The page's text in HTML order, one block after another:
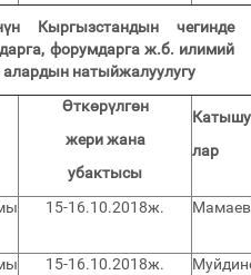
Кыргызстандын чегинде
форумдарга ж.б. илимий
натыйжалуулугу
Өткөрүлгөн
жери жана
убактысы
лар
15-16.10.2018ж.
15-16.10.2018ж.